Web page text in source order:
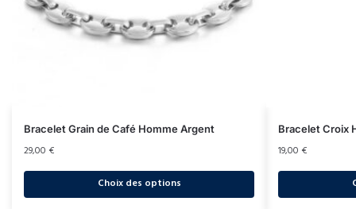
Bracelet Grain de Café Homme Argent
29,00 €
Choix des options
Bracelet Croix
19,00 €